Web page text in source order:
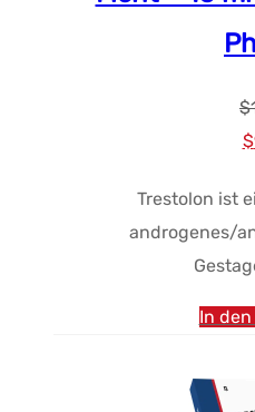
$
$
Trestolon ist
androgenes/
In